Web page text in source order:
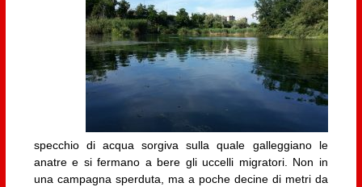
specchio di acqua sorgiva sulla quale galleggiano le
anatre e si fermano a bere gli uccelli migratori. Non in
una campagna sperduta, ma a poche decine di metri da